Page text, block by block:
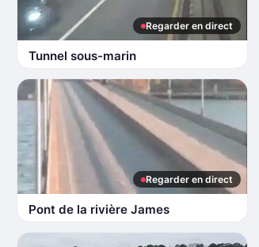
Regarder en direct
Tunnel sous-marin
Regarder en direct
Pont de la rivière James